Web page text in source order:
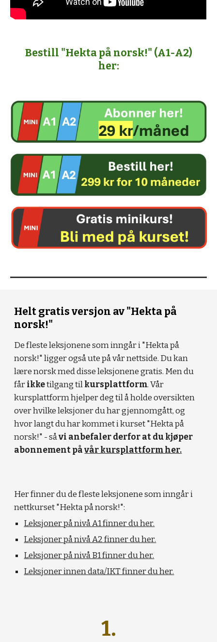
Bestill "Hekta på norsk!" (A1-A2)
her:
Helt gratis versjon av "Hekta på
norsk!"
De fleste leksjonene som inngår i "Hekta på
norsk!" ligger også ute på vår nettside. Du kan
lære norsk med disse leksjonene gratis. Men du
fårikketilgang tilkursplattform. Vår
kursplattform hjelper deg til å holde oversikten
over hvilke leksjoner du har gjennomgått, og
hvor langt du har kommet i kurset "Hekta på
norsk!" - såvi anbefaler derfor at du kjøper
abonnement påvår kursplattform her.
Her finner du de fleste leksjonene som inngår i
nettkurset "Hekta på norsk!":
Leksjoner på nivå A1 finner du her.
Leksjoner på nivå A2 finner du her.
Leksjoner på nivå B1 finner du her.
Leksjoner innen data/IKT finner du her.
1.